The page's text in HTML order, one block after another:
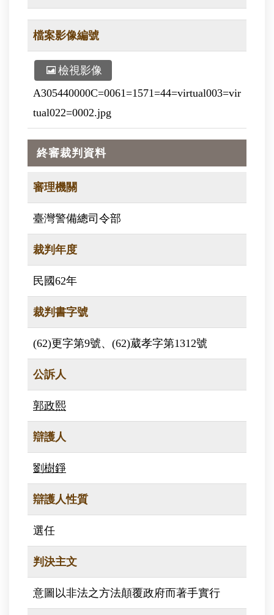
檔案影像編號
檢視影像
A305440000C=0061=1571=44=virtual003=vir
tual022=0002.jpg
終審裁判資料
審理機關
臺灣警備總司令部
裁判年度
民國62年
裁判書字號
(62)更字第9號、(62)葳孝字第1312號
公訴人
郭政熙
辯護人
劉樹錚
辯護人性質
選任
判決主文
意圖以非法之方法顛覆政府而著手實行